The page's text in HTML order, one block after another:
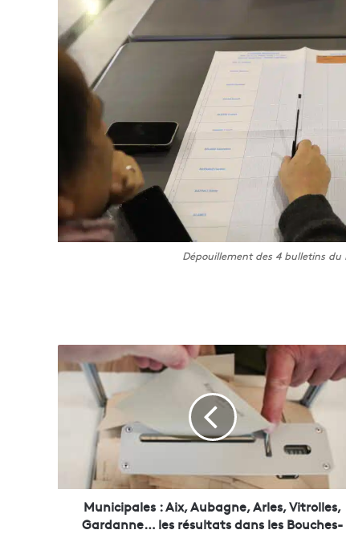
Dépouillement des 4 bulletins
u
l
Municipales : Aix, Aubagne, Arles, Vitrolles,
Gardanne… les résultats dans les Bouches-